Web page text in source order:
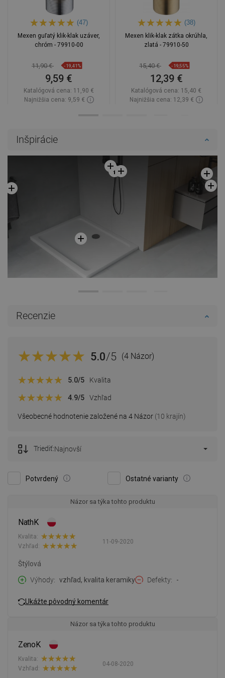
(47)
Mexen guľatý klik-klak uzáver,
chróm - 79910-00
11,90 € -19,41%
9,59 €
Katalógová cena: 11,90 €
Najnižšia cena: 9,59 €
(38)
Mexen klik-klak zátka okrúhla,
zlatá - 79910-50
15,40 € -19,55%
12,39 €
Katalógová cena: 15,40 €
Najnižšia cena: 12,39 €
Inšpirácie
Recenzie
5.0/5 (4 Názor)
Všeobecné hodnotenie založené na 4 Názor (10 krajín)
5.0/5 Kvalita
4.9/5 Vzhľad
Potvrdený Ostatné varianty
Triediť:Najnovší
Názor sa týka tohto produktu
NathK
11-09-2020
Kvalita:
Vzhľad:
Štýlová
Výhody
vzhľad, kvalita keramiky Defekty -
Ukážte pôvodný komentár
Názor sa týka tohto produktu
ZenoK
04-08-2020
Kvalita:
Vzhľad: